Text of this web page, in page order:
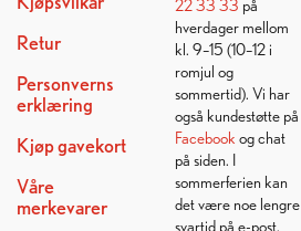
Retur
Personverns
erklæring
Kjøp gavekort
Våre
merkevarer
22 33 33 på
hverdager mellom
kl. 9–15 (10–12 i
romjul og
sommertid). Vi har
også kundestøtte på
Facebook og chat
på siden. I
sommerferien kan
det være noe lengre
svartid på e-post.